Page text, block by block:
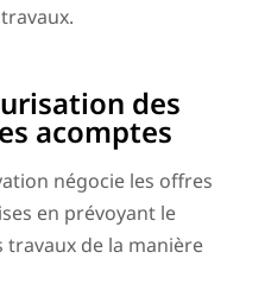
des
acomptes
négocie les offres
en prévoyant le
travaux de la manière